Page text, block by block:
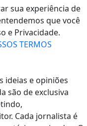
sua experiência de
que você
e Privacidade.
TERMOS
ideias e opiniões
são de exclusiva
Cada jornalista é